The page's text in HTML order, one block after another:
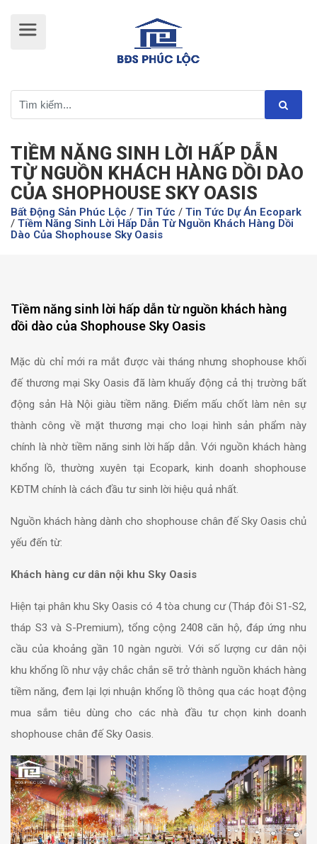
TIỀM NĂNG SINH LỜI HẤP DẪN
TỪ NGUỒN KHÁCH HÀNG DỒI DÀO
CỦA SHOPHOUSE SKY OASIS
Bất Động Sản Phúc Lộc / Tin Tức / Tin Tức Dự Án Ecopark
/ Tiềm Năng Sinh Lời Hấp Dẫn Từ Nguồn Khách Hàng Dồi
Dào Của Shophouse Sky Oasis
Tiềm năng sinh lời hấp dẫn từ nguồn khách hàng
dồi dào của Shophouse Sky Oasis
Mặc dù chỉ mới ra mắt được vài tháng nhưng shophouse khối
đế thương mại Sky Oasis đã làm khuấy động cả thị trường bất
động sản Hà Nội giàu tiềm năng. Điểm mấu chốt làm nên sự
thành công về mặt thương mại cho loại hình sản phẩm này
chính là nhờ tiềm năng sinh lời hấp dẫn. Với nguồn khách hàng
khổng lồ, thường xuyên tại Ecopark, kinh doanh shophouse
KĐTM chính là cách đầu tư sinh lời hiệu quả nhất.
Nguồn khách hàng dành cho shophouse chân đế Sky Oasis chủ
yếu đến từ:
Khách hàng cư dân nội khu Sky Oasis
Hiện tại phân khu Sky Oasis có 4 tòa chung cư (Tháp đôi S1-S2,
tháp S3 và S-Premium), tổng cộng 2408 căn hộ, đáp ứng nhu
cầu của khoảng gần 10 ngàn người. Với số lượng cư dân nội
khu khổng lồ như vậy chắc chắn sẽ trở thành nguồn khách hàng
tiềm năng, đem lại lợi nhuận khổng lồ thông qua các hoạt động
mua sắm tiêu dùng cho các nhà đầu tư chọn kinh doanh
shophouse chân đế Sky Oasis.